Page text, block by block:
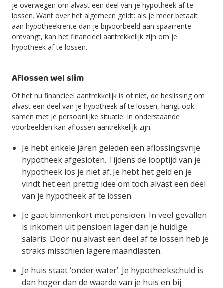
je overwegen om alvast een deel van je hypotheek af te
lossen. Want over het algemeen geldt: als je meer betaalt
aan hypotheekrente dan je bijvoorbeeld aan spaarrente
ontvangt, kan het financieel aantrekkelijk zijn om je
hypotheek af te lossen.
Aflossen wel slim
Of het nu financieel aantrekkelijk is of niet, de beslissing om
alvast een deel van je hypotheek af te lossen, hangt ook
samen met je persoonlijke situatie. In onderstaande
voorbeelden kan aflossen aantrekkelijk zijn.
Je hebt enkele jaren geleden een aflossingsvrije
hypotheek afgesloten. Tijdens de looptijd van je
hypotheek los je niet af. Je hebt het geld en je
vindt het een prettig idee om toch alvast een deel
van je hypotheek af te lossen.
Je gaat binnenkort met pensioen. In veel gevallen
is inkomen uit pensioen lager dan je huidige
salaris. Door nu alvast een deel af te lossen heb je
straks misschien lagere maandlasten.
Je huis staat ‘onder water’. Je hypotheekschuld is
dan hoger dan de waarde van je huis en bij